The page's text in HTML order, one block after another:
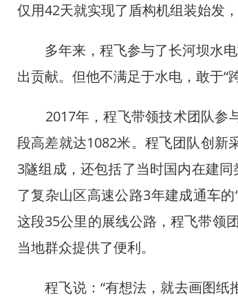
仅用42天就实现了盾构机组装始发
多年来，程飞参与了长河坝水电
出贡献。但他不满足于水电，敢于“
2017年，程飞带领技术团队参与
段高差就达1082米。程飞团队创新
3隧组成，还包括了当时国内在建
了复杂山区高速公路3年建成通车
这段35公里的展线公路，程飞带领
当地群众提供了便利。
程飞说：“有想法，就去画图纸